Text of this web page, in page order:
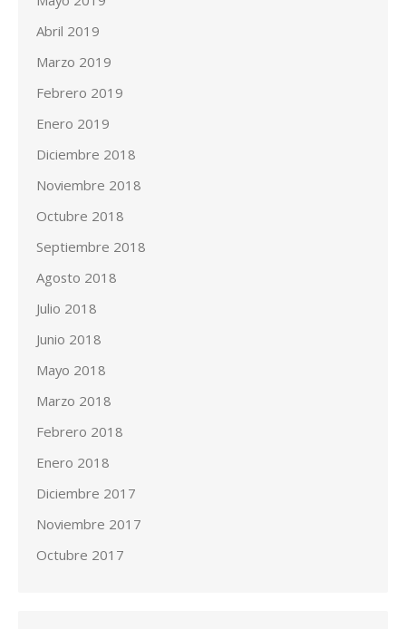
Abril 2019
Marzo 2019
Febrero 2019
Enero 2019
Diciembre 2018
Noviembre 2018
Octubre 2018
Septiembre 2018
Agosto 2018
Julio 2018
Junio 2018
Mayo 2018
Marzo 2018
Febrero 2018
Enero 2018
Diciembre 2017
Noviembre 2017
Octubre 2017